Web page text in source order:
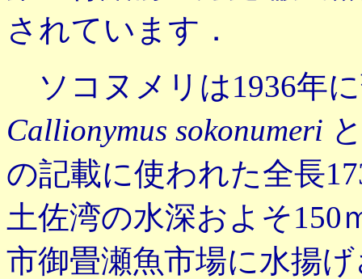
されています．
ソコヌメリは1936年
Callionymus sokonumeri
の記載に使われた全長
土佐湾の水深およそ150
市御畳瀬魚市場に水揚